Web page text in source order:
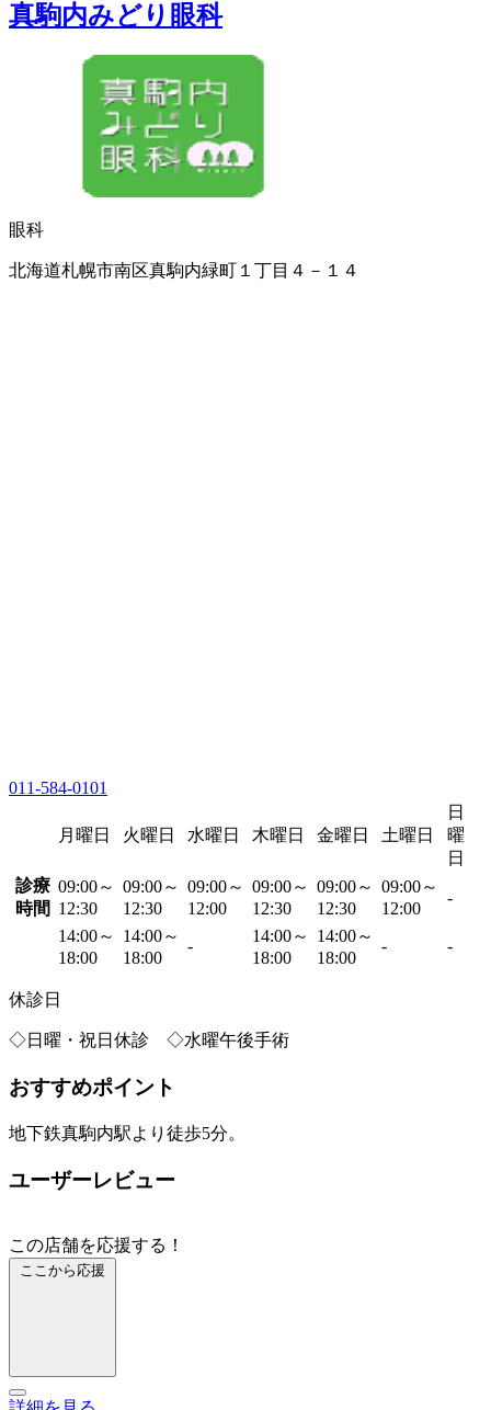
真駒内みどり眼科
眼科
北海道札幌市南区真駒内緑町１丁目４－１４
011-584-0101
月曜日 火曜日 水曜日 木曜日 金曜日 土曜日
日
曜
日
診療
時間
09:00～
12:30
09:00～
12:30
09:00～
12:00
09:00～
12:30
09:00～
12:30
09:00～
12:00
-
14:00～
18:00
14:00～
18:00
-
14:00～
18:00
14:00～
18:00
- -
休診日
◇日曜・祝日休診 ◇水曜午後手術
おすすめポイント
地下鉄真駒内駅より徒歩5分。
ユーザーレビュー
この店舗を応援する！
ここから応援